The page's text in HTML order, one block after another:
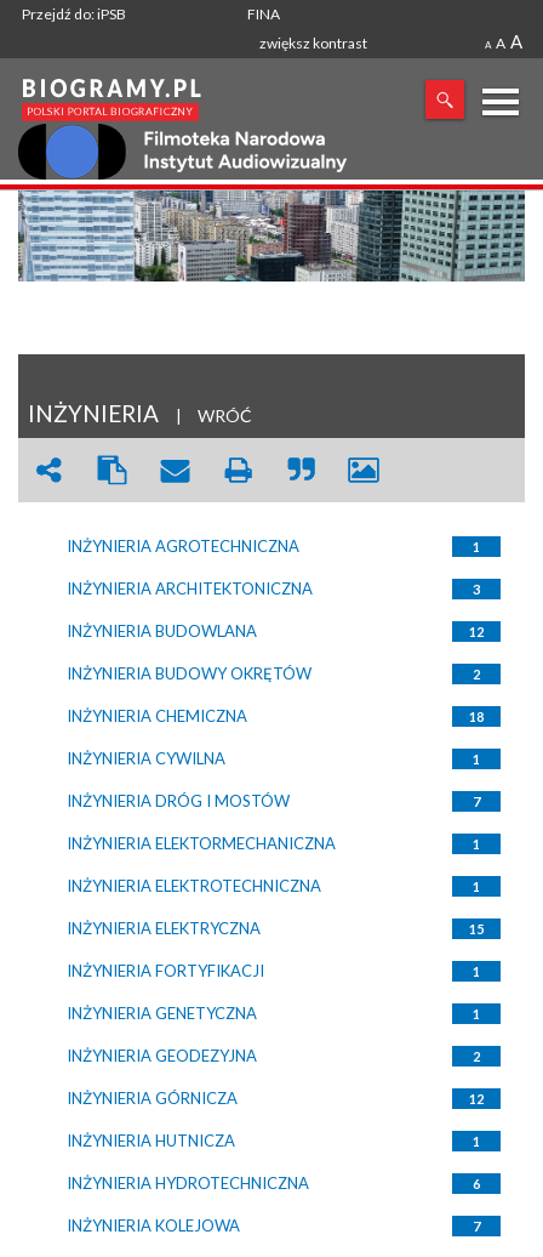
Przejdź do: iPSB
FINA
zwiększ kontrast
A A A
X
SZUKANA FRAZA
INŻYNIERIA | WRÓĆ
INŻYNIERIA AGROTECHNICZNA 1
INŻYNIERIA ARCHITEKTONICZNA 3
INŻYNIERIA BUDOWLANA 12
INŻYNIERIA BUDOWY OKRĘTÓW 2
INŻYNIERIA CHEMICZNA 18
INŻYNIERIA CYWILNA 1
INŻYNIERIA DRÓG I MOSTÓW 7
INŻYNIERIA ELEKTORMECHANICZNA 1
INŻYNIERIA ELEKTROTECHNICZNA 1
INŻYNIERIA ELEKTRYCZNA 15
INŻYNIERIA FORTYFIKACJI 1
INŻYNIERIA GENETYCZNA 1
INŻYNIERIA GEODEZYJNA 2
INŻYNIERIA GÓRNICZA 12
INŻYNIERIA HUTNICZA 1
INŻYNIERIA HYDROTECHNICZNA 6
INŻYNIERIA KOLEJOWA 7